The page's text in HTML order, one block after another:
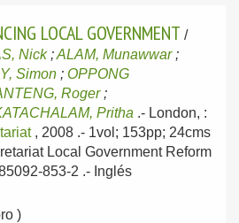
LOCAL GOVERNMENT /
Nick;ALAM, Munawwar;
Simon ; OPPONG
Roger;
Pritha .- London, :
, 2008 .- 1vol; 153pp; 24cms
Local Government Reform
853-2 .- Inglés
)